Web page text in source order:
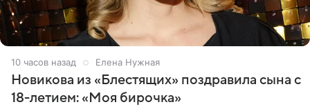
10 часов назад Елена Нужная
Новикова из «Блестящих» поздравила сына с
18-летием: «Моя бирочка»